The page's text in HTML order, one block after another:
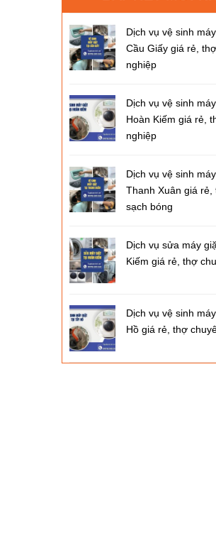
Dịch vụ vệ sinh
Cầu Giấy giá rẻ,
nghiệp
Dịch vụ vệ sinh
Hoàn Kiếm giá rẻ,
nghiệp
Dịch vụ vệ sinh
Thanh Xuân giá rẻ,
sạch bóng
Dịch vụ sửa máy
Kiếm giá rẻ, thợ
Dịch vụ vệ sinh
Hồ giá rẻ, thợ